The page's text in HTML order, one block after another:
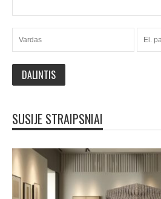
SUSIJE STRAIPSNIAI